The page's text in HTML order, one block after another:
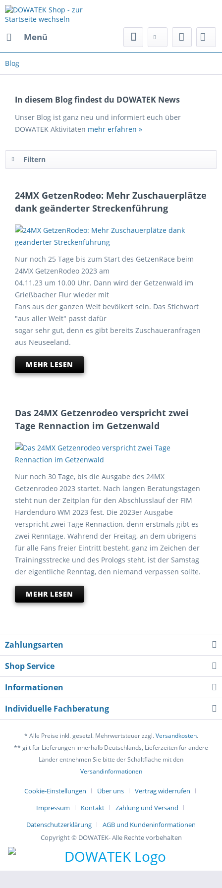
Menü
Blog
In diesem Blog findest du DOWATEK News
Unser Blog ist ganz neu und informiert euch über
DOWATEK Aktivitäten mehr erfahren »
Filtern
24MX GetzenRodeo: Mehr Zuschauerplätze
dank geänderter Streckenführung
Nur noch 25 Tage bis zum Start des GetzenRace beim
24MX GetzenRodeo 2023 am
04.11.23 um 10.00 Uhr. Dann wird der Getzenwald im
Grießbacher Flur wieder mit
Fans aus der ganzen Welt bevölkert sein. Das Stichwort
"aus aller Welt" passt dafür
sogar sehr gut, denn es gibt bereits Zuschaueranfragen
aus Neuseeland.
MEHR LESEN
Das 24MX Getzenrodeo verspricht zwei
Tage Rennaction im Getzenwald
Nur noch 30 Tage, bis die Ausgabe des 24MX
Getzenrodeo 2023 startet. Nach langen Beratungstagen
steht nun der Zeitplan für den Abschlusslauf der FIM
Hardenduro WM 2023 fest. Die 2023er Ausgabe
verspricht zwei Tage Rennaction, denn erstmals gibt es
zwei Renntage. Während der Freitag, an dem übrigens
für alle Fans freier Eintritt besteht, ganz im Zeichen der
Trainingsstrecke und des Prologs steht, ist der Samstag
der eigentliche Renntag, den niemand verpassen sollte.
MEHR LESEN
Zahlungsarten
Shop Service
Informationen
Individuelle Fachberatung
* Alle Preise inkl. gesetzl. Mehrwertsteuer zzgl.Versandkosten.
** gilt für Lieferungen innerhalb Deutschlands, Lieferzeiten für andere
Länder entnehmen Sie bitte der Schaltfläche mit den
Versandinformationen
Cookie-Einstellungen Über uns
Vertrag widerrufen
Impressum
Kontakt
Zahlung und Versand
Datenschutzerklärung
AGB und Kundeninformationen
Copyright © DOWATEK- Alle Rechte vorbehalten